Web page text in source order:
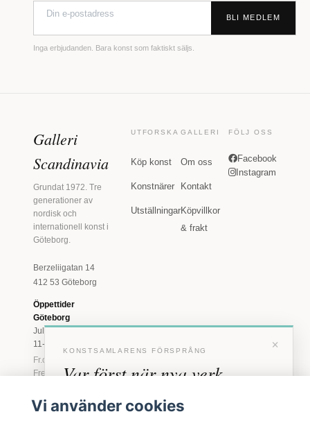
BLI MEDLEM
Inga erbjudanden. Bara konst som faktiskt säljs.
Galleri
Scandinavia
Grundat 1972. Tre
generationer av
nordisk och
internationell konst i
Göteborg.
Berzeliigatan 14
412 53 Göteborg
Öppettider
Göteborg
Juli: Tis 11-18 · Lör
11-16
Fr.o.m. augusti: Tis-
Fre 11-18 · Lör 11-
Marstrand
UTFORSKA
Köp konst
Konstnärer
Utställningar
GALLERI
Om oss
Kontakt
Köpvillkor
& frakt
FÖLJ OSS
Facebook
Instagram
×
KONSTSAMLARENS FÖRSPRÅNG
Var först när nya verk
anländer
Vi använder cookies